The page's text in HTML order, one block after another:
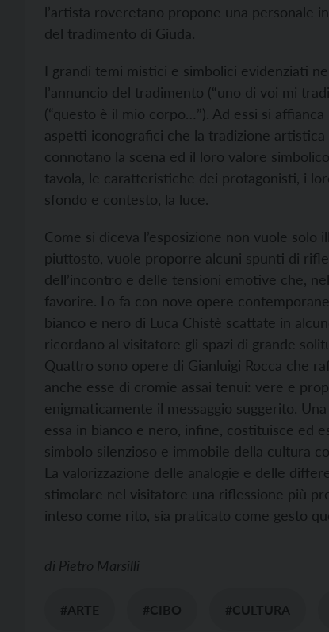
l’artista roveretano propone una personale
del tradimento di Giuda.
I grandi temi mistici e simbolici evidenziati
l’annuncio del tradimento (“uno di voi mi
(“questo è il mio corpo…”). Ad essi si
aspetti iconografici che la tradizione artistica
connotano la scena ed il loro valore
tavola, le caratteristiche dei protagonisti, i
sfondo e contesto, la luce.
Come si diceva l’esposizione non vuole solo
piuttosto, vuole proporre alcuni spunti di
dell’incontro e delle tensioni emotive che,
favorire. Lo fa con nove opere
bianco e nero di Luca Chistè scattate in
ricordano al visitatore gli spazi di grande
Quattro sono opere di Gianluigi Rocca che
anche esse di cromie assai tenui: vere e
enigmaticamente il messaggio suggerito.
essa in bianco e nero, infine, costituisce ed
simbolo silenzioso e immobile della cultura
La valorizzazione delle analogie e delle
stimolare nel visitatore una riflessione più
inteso come rito, sia praticato come gesto
di Pietro Marsilli
#ARTE #CIBO #CULTURA